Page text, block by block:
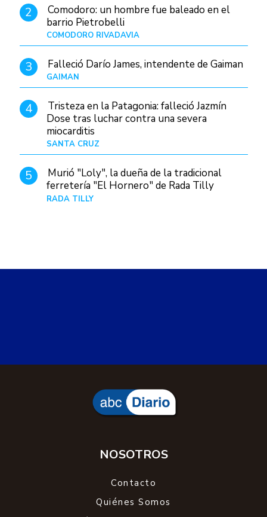
2
Comodoro: un hombre fue baleado en el
barrio Pietrobelli
COMODORO RIVADAVIA
3 Falleció Darío James, intendente de Gaiman
GAIMAN
4
Tristeza en la Patagonia: falleció Jazmín
Dose tras luchar contra una severa
miocarditis
SANTA CRUZ
5
Murió "Loly", la dueña de la tradicional
ferretería "El Hornero" de Rada Tilly
RADA TILLY
NOSOTROS
Contacto
Quiénes Somos